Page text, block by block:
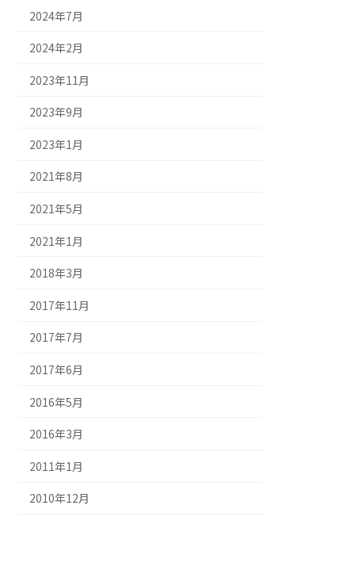
2024年7月
2024年2月
2023年11月
2023年9月
2023年1月
2021年8月
2021年5月
2021年1月
2018年3月
2017年11月
2017年7月
2017年6月
2016年5月
2016年3月
2011年1月
2010年12月